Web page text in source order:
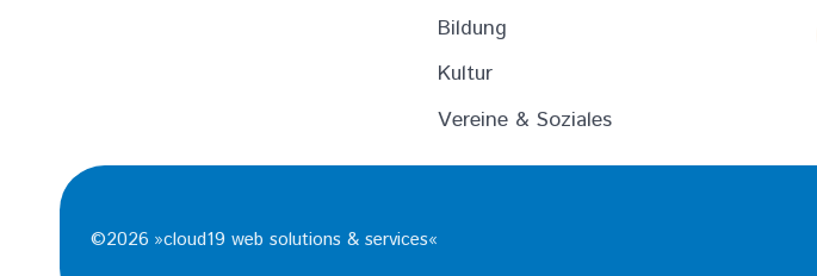
Bildung
Kultur
Vereine & Soziales
©2026 »cloud19 web solutions & services«